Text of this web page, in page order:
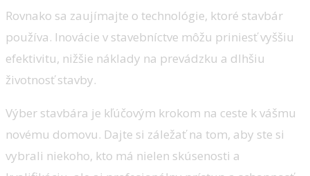
Rovnako sa zaujímajte o technológie, ktoré stavbár
používa. Inovácie v stavebníctve môžu priniesť vyššiu
efektivitu, nižšie náklady na prevádzku a dlhšiu
životnosť stavby.
Výber stavbára je kľúčovým krokom na ceste k vášmu
novému domovu. Dajte si záležať na tom, aby ste si
vybrali niekoho, kto má nielen skúsenosti a